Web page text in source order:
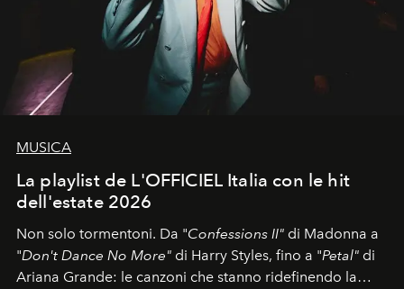
MUSICA
La playlist de L'OFFICIEL Italia con le hit
dell'estate 2026
Non solo tormentoni. Da "Confessions II" di Madonna a
"Don't Dance No More" di Harry Styles, fino a "Petal" di
Ariana Grande: le canzoni che stanno ridefinendo la